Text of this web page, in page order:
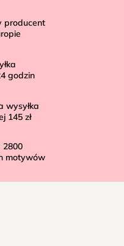
producent
godzin
wysyłka
145 zł
2800
motywów